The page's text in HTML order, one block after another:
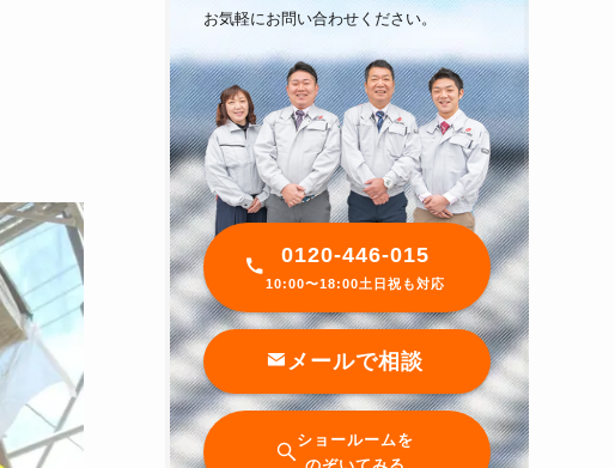
お気軽にお問い合わせください。
0120-446-015
10:00〜18:00土日祝も対応
メールで相談
ショールームを